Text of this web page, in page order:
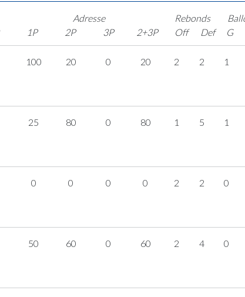
Adresse
1P
2P 3P 2+3P
Rebonds
Off
Def
G
100 20 0 20 2 2 1
25 80 0 80 1 5 1
0 0 0 0 2 2 0
50 60 0 60 2 4 0